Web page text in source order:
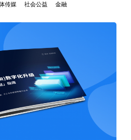
传媒 社会公益 金融